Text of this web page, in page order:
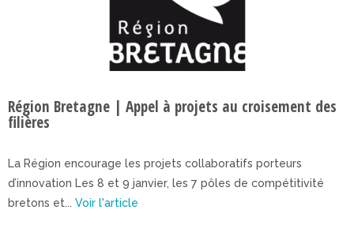
Région Bretagne | Appel à projets au croisement des
filières
La Région encourage les projets collaboratifs porteurs
d’innovation Les 8 et 9 janvier, les 7 pôles de compétitivité
bretons et... Voir l'article